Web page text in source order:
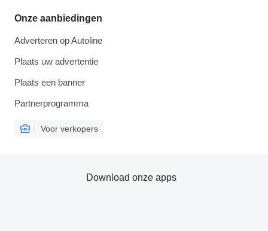
Onze aanbiedingen
Adverteren op Autoline
Plaats uw advertentie
Plaats een banner
Partnerprogramma
Voor verkopers
Download onze apps